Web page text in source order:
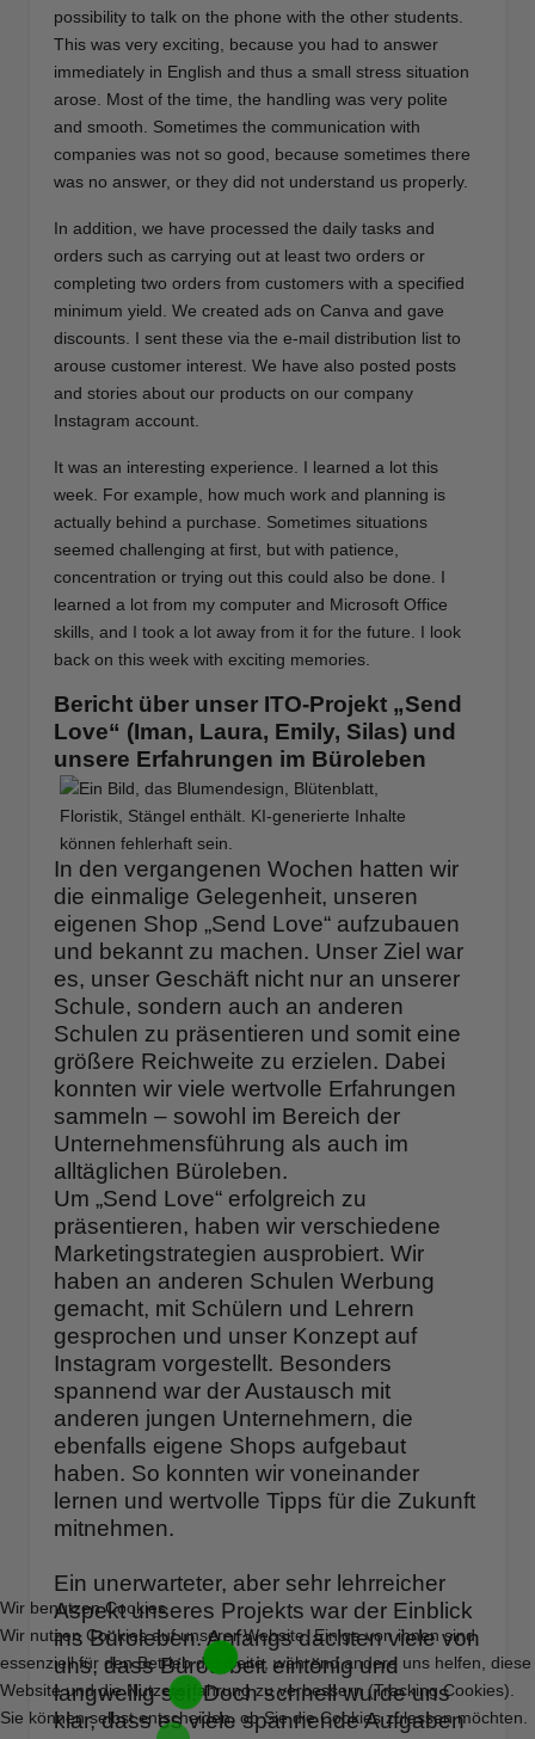
possibility to talk on the phone with the other students.
This was very exciting, because you had to answer
immediately in English and thus a small stress situation
arose. Most of the time, the handling was very polite
and smooth. Sometimes the communication with
companies was not so good, because sometimes there
was no answer, or they did not understand us properly.
In addition, we have processed the daily tasks and
orders such as carrying out at least two orders or
completing two orders from customers with a specified
minimum yield. We created ads on Canva and gave
discounts. I sent these via the e-mail distribution list to
arouse customer interest. We have also posted posts
and stories about our products on our company
Instagram account.
It was an interesting experience. I learned a lot this
week. For example, how much work and planning is
actually behind a purchase. Sometimes situations
seemed challenging at first, but with patience,
concentration or trying out this could also be done. I
learned a lot from my computer and Microsoft Office
skills, and I took a lot away from it for the future. I look
back on this week with exciting memories.
Bericht über unser ITO-Projekt „Send
Love“ (Iman, Laura, Emily, Silas) und
unsere Erfahrungen im Büroleben
In den vergangenen Wochen hatten wir
die einmalige Gelegenheit, unseren
eigenen Shop „Send Love“ aufzubauen
und bekannt zu machen. Unser Ziel war
es, unser Geschäft nicht nur an unserer
Schule, sondern auch an anderen
Schulen zu präsentieren und somit eine
größere Reichweite zu erzielen. Dabei
konnten wir viele wertvolle Erfahrungen
sammeln – sowohl im Bereich der
Unternehmensführung als auch im
alltäglichen Büroleben.
Um „Send Love“ erfolgreich zu
präsentieren, haben wir verschiedene
Marketingstrategien ausprobiert. Wir
haben an anderen Schulen Werbung
gemacht, mit Schülern und Lehrern
gesprochen und unser Konzept auf
Instagram vorgestellt. Besonders
spannend war der Austausch mit
anderen jungen Unternehmern, die
ebenfalls eigene Shops aufgebaut
haben. So konnten wir voneinander
lernen und wertvolle Tipps für die Zukunft
mitnehmen.
Ein unerwarteter, aber sehr lehrreicher
Aspekt unseres Projekts war der Einblick
ins Büroleben. Anfangs dachten viele von
uns, dass Büroarbeit eintönig und
langweilig sei. Doch schnell wurde uns
klar, dass es viele spannende Aufgaben
Wir benutzen Cookies
Wir nutzen Cookies auf unserer Website. Einige von ihnen sind
essenziell für den Betrieb der Seite, während andere uns helfen, diese
Website und die Nutzererfahrung zu verbessern (Tracking Cookies).
Sie können selbst entscheiden, ob Sie die Cookies zulassen möchten.